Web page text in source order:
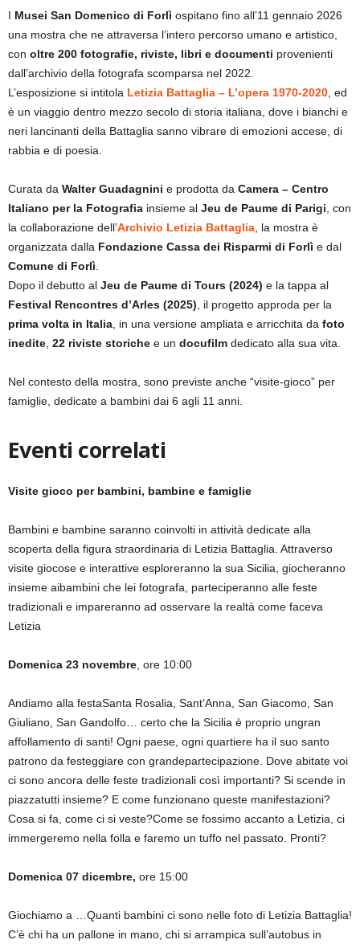
I Musei San Domenico di Forlì ospitano fino all’11 gennaio 2026
una mostra che ne attraversa l’intero percorso umano e artistico,
con oltre 200 fotografie, riviste, libri e documenti provenienti
dall’archivio della fotografa scomparsa nel 2022.
L’esposizione si intitola Letizia Battaglia – L’opera 1970-2020 , ed
è un viaggio dentro mezzo secolo di storia italiana, dove i bianchi e
neri lancinanti della Battaglia sanno vibrare di emozioni accese, di
rabbia e di poesia.
Curata da Walter Guadagnini e prodotta da Camera – Centro
Italiano per la Fotografia insieme al Jeu de Paume di Parigi , con
la collaborazione dell’Archivio Letizia Battaglia , la mostra è
organizzata dalla Fondazione Cassa dei Risparmi di Forlì e dal
Comune di Forlì
Dopo il debutto al Jeu de Paume di Tours (2024) e la tappa al
Festival Rencontres d’Arles (2025) , il progetto approda per la
prima volta in Italia , in una versione ampliata e arricchita da foto
inedite 22 riviste storiche e un docufilm dedicato alla sua vita.
Nel contesto della mostra, sono previste anche “visite-gioco” per
famiglie, dedicate a bambini dai 6 agli 11 anni.
Eventi correlati
Visite gioco per bambini, bambine e famiglie
Bambini e bambine saranno coinvolti in attività dedicate alla
scoperta della figura straordinaria di Letizia Battaglia. Attraverso
visite giocose e interattive esploreranno la sua Sicilia, giocheranno
insieme aibambini che lei fotografa, parteciperanno alle feste
tradizionali e impareranno ad osservare la realtà come faceva
Letizia
Domenica 23 novembre , ore 10:00
Andiamo alla festaSanta Rosalia, Sant’Anna, San Giacomo, San
Giuliano, San Gandolfo… certo che la Sicilia è proprio ungran
affollamento di santi! Ogni paese, ogni quartiere ha il suo santo
patrono da festeggiare con grandepartecipazione. Dove abitate voi
ci sono ancora delle feste tradizionali così importanti? Si scende in
piazzatutti insieme? E come funzionano queste manifestazioni?
Cosa si fa, come ci si veste?Come se fossimo accanto a Letizia, ci
immergeremo nella folla e faremo un tuffo nel passato. Pronti?
Domenica 07 dicembre, ore 15:00
Giochiamo a …Quanti bambini ci sono nelle foto di Letizia Battaglia!
C’è chi ha un pallone in mano, chi si arrampica sull’autobus in